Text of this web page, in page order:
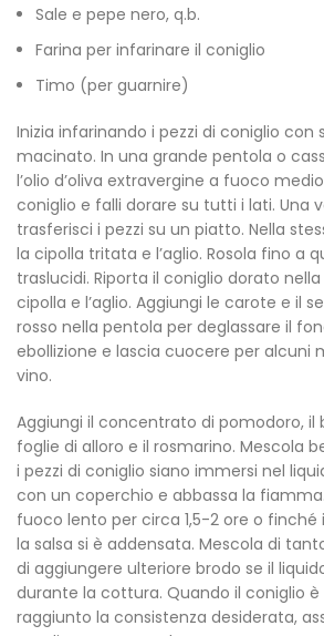
Sale e pepe nero, q.b.
Farina per infarinare il coniglio
Timo (per guarnire)
Inizia infarinando i pezzi di coniglio con
macinato. In una grande pentola o
l’olio d’oliva extravergine a fuoco
coniglio e falli dorare su tutti i lati. Una
trasferisci i pezzi su un piatto. Nella
la cipolla tritata e l’aglio. Rosola fino a
traslucidi. Riporta il coniglio dorato
cipolla e l’aglio. Aggiungi le carote e il
rosso nella pentola per deglassare il
ebollizione e lascia cuocere per alcuni
vino.
Aggiungi il concentrato di pomodoro, il
foglie di alloro e il rosmarino. Mescola
i pezzi di coniglio siano immersi nel
con un coperchio e abbassa la
fuoco lento per circa 1,5-2 ore o finché
la salsa si è addensata. Mescola di
di aggiungere ulteriore brodo se il
durante la cottura. Quando il coniglio è
raggiunto la consistenza desiderata,